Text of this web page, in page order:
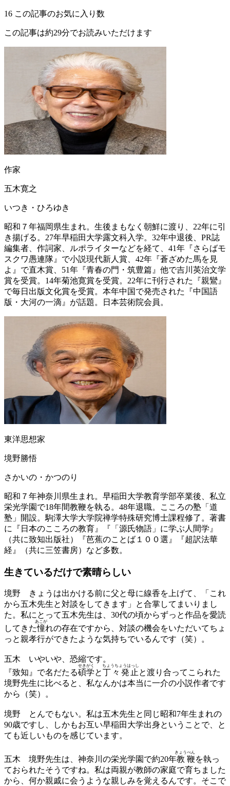
16 この記事のお気に入り数
この記事は約29分でお読みいただけます
作家
五木寛之
いつき・ひろゆき
昭和７年福岡県生まれ。生後まもなく朝鮮に渡り、22年に引
き揚げる。27年早稲田大学露文科入学。32年中退後、PR誌
編集者、作詞家、ルポライターなどを経て、41年『さらばモ
スクワ愚連隊』で小説現代新人賞、42年『蒼ざめた馬を見
よ』で直木賞、51年『青春の門・筑豊篇』他で吉川英治文学
賞を受賞。14年菊池寛賞を受賞。22年に刊行された『親鸞』
で毎日出版文化賞を受賞。本年中国で発売された『中国語
版・大河の一滴』が話題。日本芸術院会員。
東洋思想家
境野勝悟
さかいの・かつのり
昭和７年神奈川県生まれ。早稲田大学教育学部卒業後、私立
栄光学園で18年間教鞭を執る。48年退職。こころの塾「道
塾」開設。駒澤大学大学院禅学特殊研究博士課程修了。著書
に『日本のこころの教育』『「源氏物語」に学ぶ人間学』
（共に致知出版社）『芭蕉のことば１００選』『超訳法華
経』（共に三笠書房）など多数。
生きているだけで素晴らしい
境野 きょうは出かける前に父と母に線香を上げて、「これ
から五木先生と対談をしてきます」と合掌してまいりまし
た。私にとって五木先生は、30代の頃からずっと作品を愛読
してきた憧
あこが
れの存在ですから、対談の機会をいただいてちょ
っと親孝行ができたような気持ちでいるんです（笑）。
五木 いやいや、恐縮です。
『致知』で名だたる碩
せき
学
がく
と丁々発止
ちょうちょうはっし
と渡り合ってこられた
境野先生に比べると、私なんかは本当に一介の小説作者です
から（笑）。
境野 とんでもない。私は五木先生と同じ昭和7年生まれの
90歳ですし、しかもお互い早稲田大学出身ということで、と
ても近しいものを感じています。
五木 境野先生は、神奈川の栄光学園で約20年教
きょう
鞭
べん
を執っ
ておられたそうですね。私は両親が教師の家庭で育ちました
から、何か親戚に会うような親しみを覚えるんです。そこで